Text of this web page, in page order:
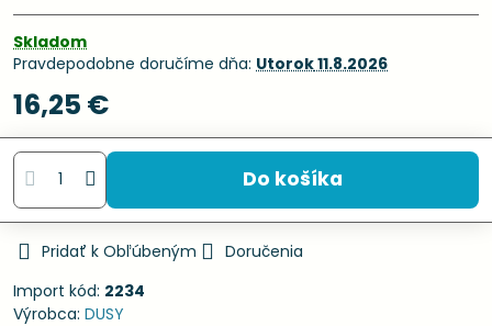
Skladom
Pravdepodobne doručíme dňa: Utorok11.8.2026
16,25 €
Do košíka
Pridať k Obľúbeným
Doručenia
Import kód: 2234
Výrobca: DUSY